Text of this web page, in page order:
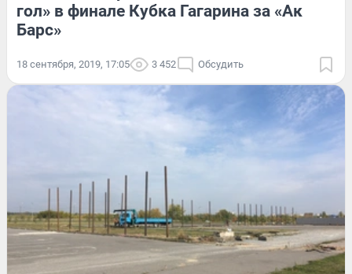
гол» в финале Кубка Гагарина за «Ак
Барс»
18 сентября, 2019, 17:05 3 452 Обсудить